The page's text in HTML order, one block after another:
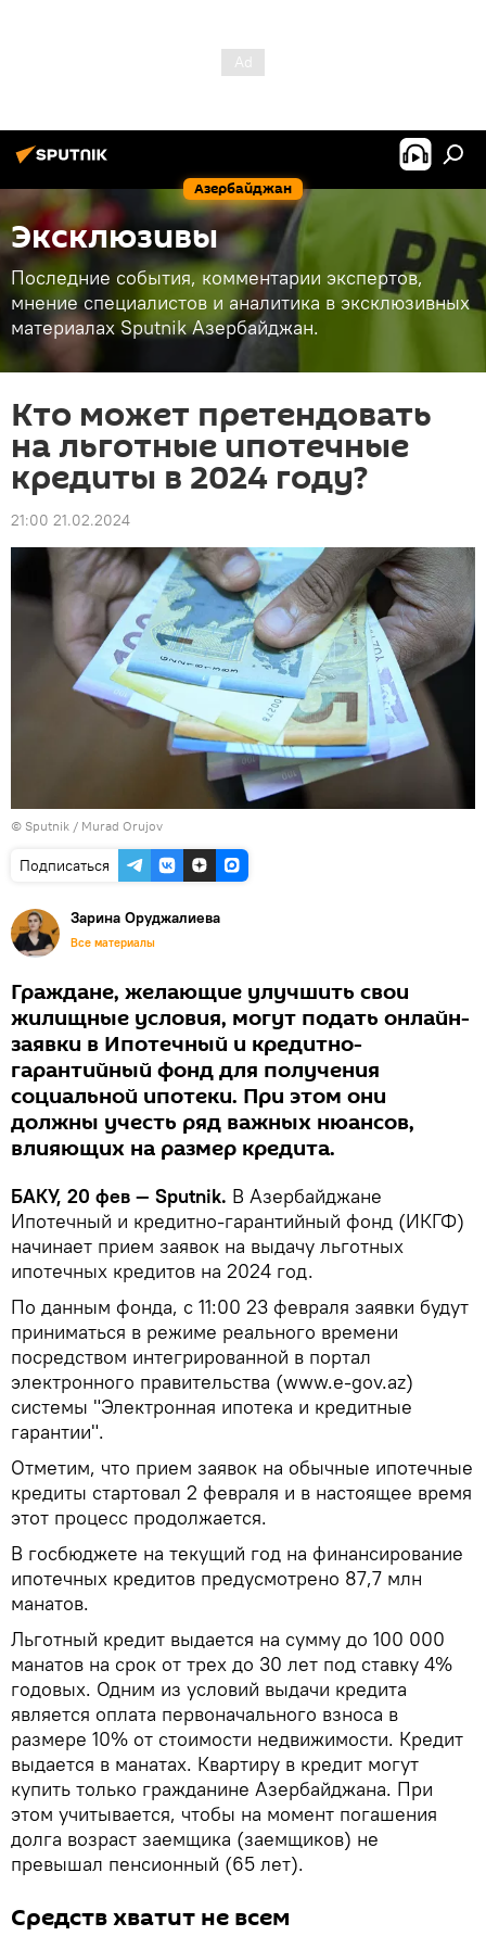
Азербайджан
Эксклюзивы
Последние события, комментарии экспертов,
мнение специалистов и аналитика в эксклюзивных
материалах Sputnik Азербайджан.
Кто может претендовать
на льготные ипотечные
кредиты в 2024 году?
21:00 21.02.2024
© Sputnik / Murad Orujov
Подписаться
Зарина Оруджалиева
Все материалы
Граждане, желающие улучшить свои
жилищные условия, могут подать онлайн-
заявки в Ипотечный и кредитно-
гарантийный фонд для получения
социальной ипотеки. При этом они
должны учесть ряд важных нюансов,
влияющих на размер кредита.
БАКУ, 20 фев — Sputnik. В Азербайджане
Ипотечный и кредитно-гарантийный фонд (ИКГФ)
начинает прием заявок на выдачу льготных
ипотечных кредитов на 2024 год.
По данным фонда, с 11:00 23 февраля заявки будут
приниматься в режиме реального времени
посредством интегрированной в портал
электронного правительства (www.e-gov.az)
системы "Электронная ипотека и кредитные
гарантии".
Отметим, что прием заявок на обычные ипотечные
кредиты стартовал 2 февраля и в настоящее время
этот процесс продолжается.
В госбюджете на текущий год на финансирование
ипотечных кредитов предусмотрено 87,7 млн
манатов.
Льготный кредит выдается на сумму до 100 000
манатов на срок от трех до 30 лет под ставку 4%
годовых. Одним из условий выдачи кредита
является оплата первоначального взноса в
размере 10% от стоимости недвижимости. Кредит
выдается в манатах. Квартиру в кредит могут
купить только гражданине Азербайджана. При
этом учитывается, чтобы на момент погашения
долга возраст заемщика (заемщиков) не
превышал пенсионный (65 лет).
Средств хватит не всем